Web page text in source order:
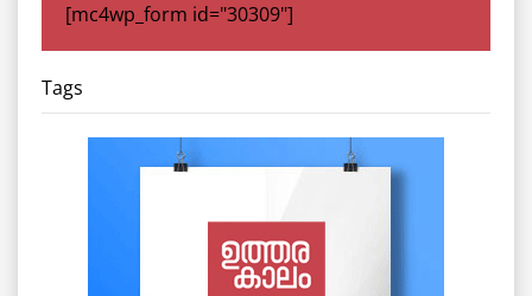
[mc4wp_form id="30309"]
Tags